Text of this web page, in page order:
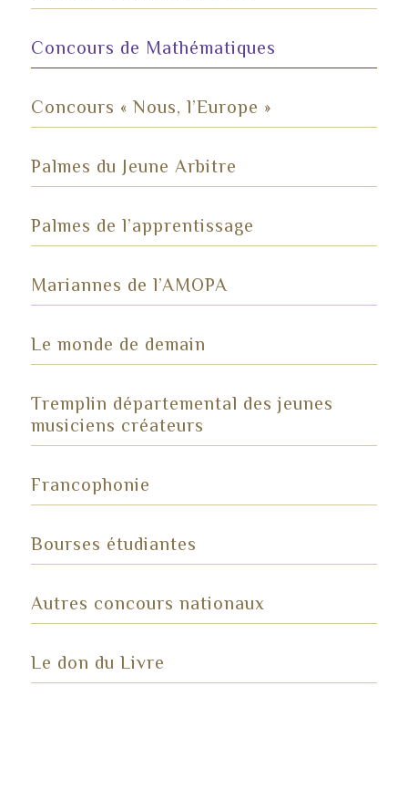
Concours de Mathématiques
Concours « Nous, l’Europe »
Palmes du Jeune Arbitre
Palmes de l’apprentissage
Mariannes de l’AMOPA
Le monde de demain
Tremplin départemental des jeunes
musiciens créateurs
Francophonie
Bourses étudiantes
Autres concours nationaux
Le don du Livre